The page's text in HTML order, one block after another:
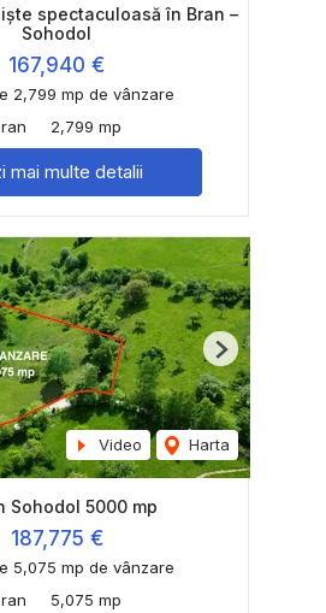
spectaculoasă în Bran –
Sohodol
167,940 €
2,799 mp de vânzare
2,799 mp
mai multe detalii
Video Harta
Next
Sohodol 5000 mp
187,775 €
5,075 mp de vânzare
5,075 mp